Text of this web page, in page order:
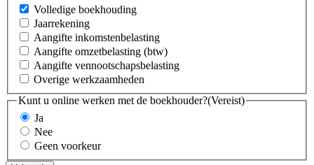
Volledige boekhouding
Jaarrekening
Aangifte inkomstenbelasting
Aangifte omzetbelasting (btw)
Aangifte vennootschapsbelasting
Overige werkzaamheden
Kunt u online werken met de boekhouder?(Vereist)
Ja
Nee
Geen voorkeur